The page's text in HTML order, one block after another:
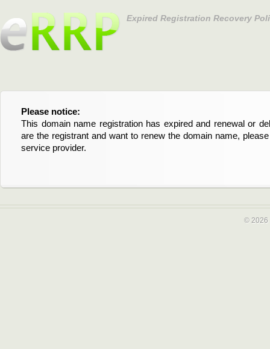
Expired Registration Recovery
Please notice:
This domain name registration has expired and renewal or
are the registrant and want to renew the domain name,
service provider.
Bitte beachten Sie:
Diese Domainregistrierung ist abgelaufen und die
Domain stehen an. Wenn Sie der Registrant sind und
verlängern möchten, kontaktieren Sie bitte Ihren Service-
© 2026